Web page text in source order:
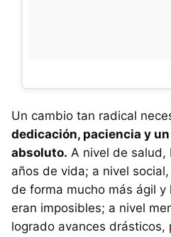
Un cambio tan radical
dedicación, paciencia y
absoluto. A nivel de salud,
años de vida; a nivel
de forma mucho más ágil
eran imposibles; a nivel
logrado avances drásticos,